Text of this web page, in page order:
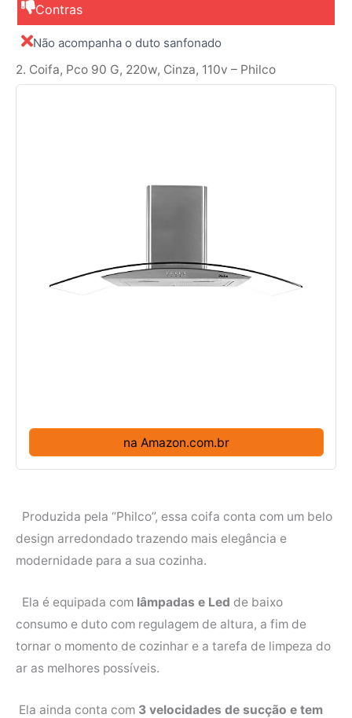
Contras
Não acompanha o duto sanfonado
2. Coifa, Pco 90 G, 220w, Cinza, 110v – Philco
na Amazon.com.br
Produzida pela “Philco”, essa coifa conta com um belo
design arredondado trazendo mais elegância e
modernidade para a sua cozinha.
Ela é equipada com lâmpadas e Led de baixo
consumo e duto com regulagem de altura, a fim de
tornar o momento de cozinhar e a tarefa de limpeza do
ar as melhores possíveis.
Ela ainda conta com 3 velocidades de sucção e tem